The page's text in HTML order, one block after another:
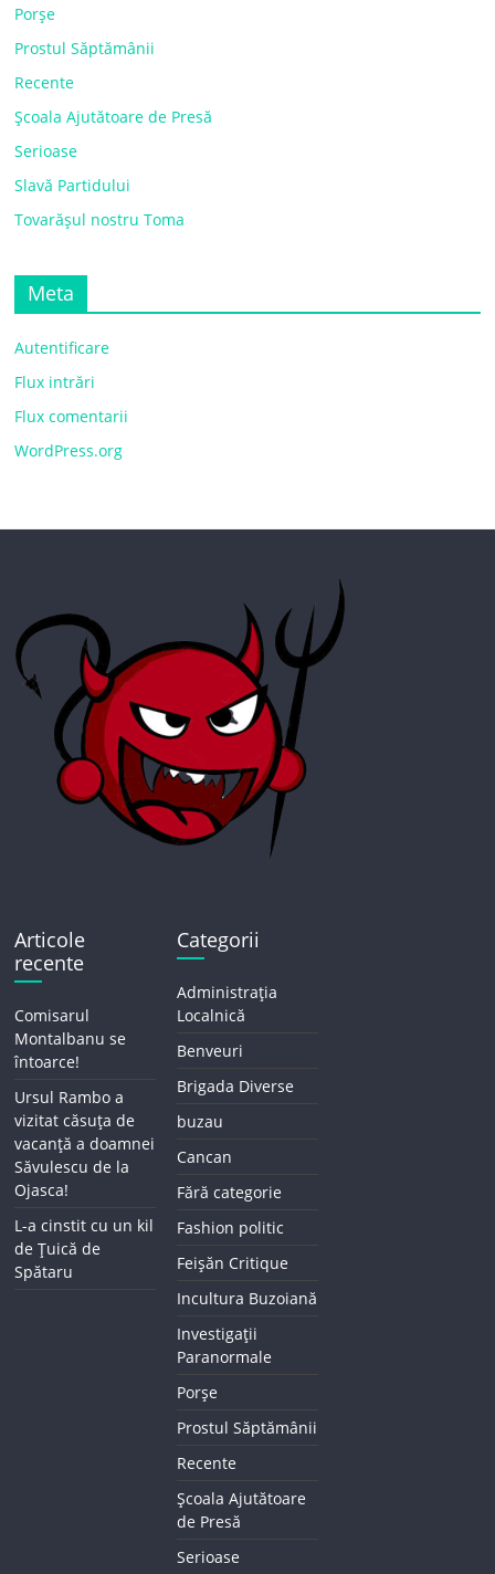
Porșe
Prostul Săptămânii
Recente
Școala Ajutătoare de Presă
Serioase
Slavă Partidului
Tovarășul nostru Toma
Meta
Autentificare
Flux intrări
Flux comentarii
WordPress.org
Articole
recente
Comisarul
Montalbanu se
întoarce!
Ursul Rambo a
vizitat căsuța de
vacanță a doamnei
Săvulescu de la
Ojasca!
L-a cinstit cu un kil
de Țuică de
Spătaru
Categorii
Administrația
Localnică
Benveuri
Brigada Diverse
buzau
Cancan
Fără categorie
Fashion politic
Feișăn Critique
Incultura Buzoiană
Investigații
Paranormale
Porșe
Prostul Săptămânii
Recente
Școala Ajutătoare
de Presă
Serioase